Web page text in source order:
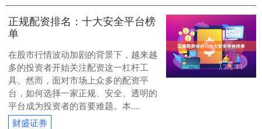
正规配资排名：十大安全平台榜
单
在股市行情波动加剧的背景下，越来越
多的投资者开始关注配资这一杠杆工
具。然而，面对市场上众多的配资平
台，如何选择一家正规、安全、透明的
平台成为投资者的首要难题。本....
财盛证券